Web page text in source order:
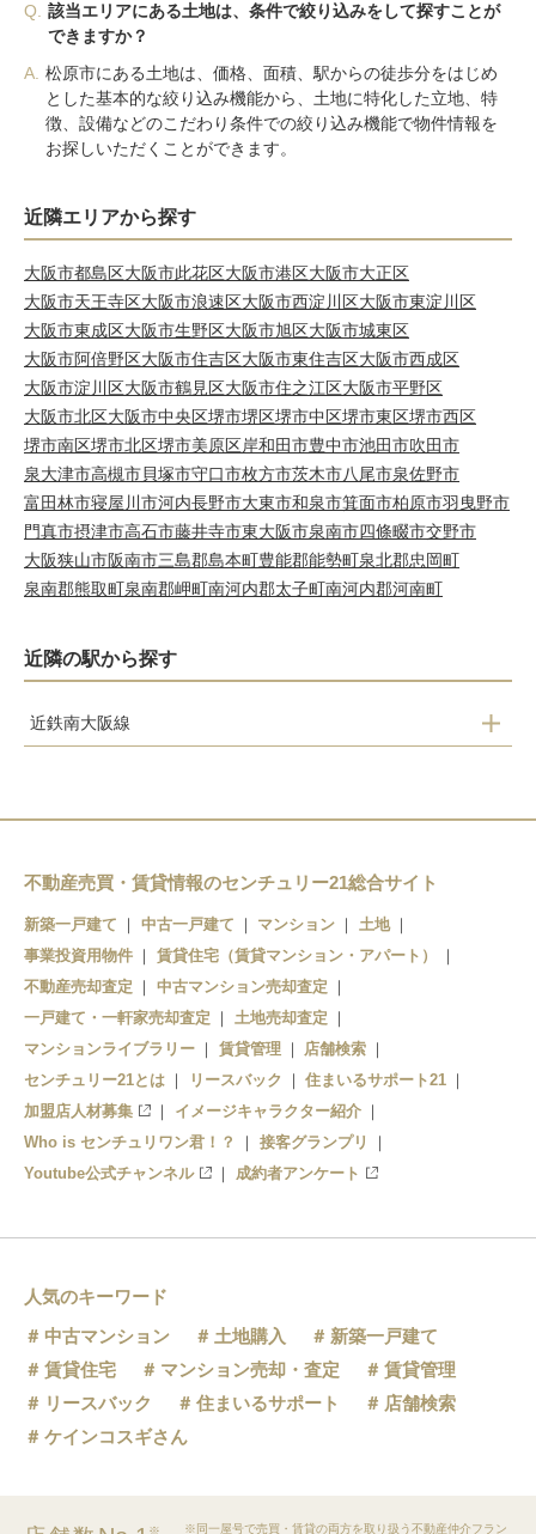
Q.
該当エリアにある土地は、条件で絞り込みをして探すことが
できますか？
A. 松原市にある土地は、価格、面積、駅からの徒歩分をはじめ
とした基本的な絞り込み機能から、土地に特化した立地、特
徴、設備などのこだわり条件での絞り込み機能で物件情報を
お探しいただくことができます。
近隣エリアから探す
大阪市都島区大阪市此花区大阪市港区大阪市大正区
大阪市天王寺区大阪市浪速区大阪市西淀川区大阪市東淀川区
大阪市東成区大阪市生野区大阪市旭区大阪市城東区
大阪市阿倍野区大阪市住吉区大阪市東住吉区大阪市西成区
大阪市淀川区大阪市鶴見区大阪市住之江区大阪市平野区
大阪市北区大阪市中央区堺市堺区堺市中区堺市東区堺市西区
堺市南区堺市北区堺市美原区岸和田市豊中市池田市吹田市
泉大津市高槻市貝塚市守口市枚方市茨木市八尾市泉佐野市
富田林市寝屋川市河内長野市大東市和泉市箕面市柏原市羽曳野市
門真市摂津市高石市藤井寺市東大阪市泉南市四條畷市交野市
大阪狭山市阪南市三島郡島本町豊能郡能勢町泉北郡忠岡町
泉南郡熊取町泉南郡岬町南河内郡太子町南河内郡河南町
近隣の駅から探す
近鉄南大阪線
布忍駅
高見ノ里駅
河内松原駅
不動産売買・賃貸情報のセンチュリー21総合サイト
新築一戸建て 中古一戸建て マンション
土地
事業投資用物件
賃貸住宅（賃貸マンション・アパート）
不動産売却査定
中古マンション売却査定
一戸建て・一軒家売却査定
土地売却査定
マンションライブラリー
賃貸管理
店舗検索
センチュリー21とは
リースバック
住まいるサポート21
加盟店人材募集
イメージキャラクター紹介
Who is センチュリワン君！？
接客グランプリ
Youtube公式チャンネル
成約者アンケート
人気のキーワード
中古マンション
土地購入
新築一戸建て
賃貸住宅
マンション売却・査定
賃貸管理
リースバック
住まいるサポート
店舗検索
ケインコスギさん
※ ※同一屋号で売買・賃貸の両方を取り扱う不動産仲介フラン